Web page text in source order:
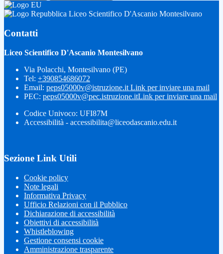
Liceo Scientifico D'Ascanio Montesilvano
Contatti
Liceo Scientifico D'Ascanio Montesilvano
Via Polacchi, Montesilvano (PE)
Tel: +390854686072
Email: peps05000v@istruzione.it Link per inviare una mail
PEC: peps05000v@pec.istruzione.itLink per inviare una mail
Codice Univoco: UFI87M
Accessibilità - accessibilita@liceodascanio.edu.it
Sezione Link Utili
Cookie policy
Note legali
Informativa Privacy
Ufficio Relazioni con il Pubblico
Dichiarazione di accessibilità
Obiettivi di accessibilità
Whistleblowing
Gestione consensi cookie
Amministrazione trasparente